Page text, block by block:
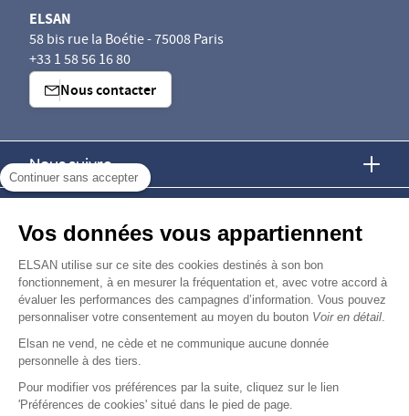
Continuer sans accepter
Vos données vous appartiennent
ELSAN utilise sur ce site des cookies destinés à son bon
fonctionnement, à en mesurer la fréquentation et, avec votre accord à
évaluer les performances des campagnes d’information. Vous pouvez
personnaliser votre consentement au moyen du bouton Voir en détail
Elsan ne vend, ne cède et ne communique aucune donnée
personnelle à des tiers.
Pour modifier vos préférences par la suite, cliquez sur le lien
'Préférences de cookies' situé dans le pied de page.
ELSAN
58 bis rue la Boétie - 75008 Paris
+33 1 58 56 16 80
Nous contacter
Nous suivre
Nous rejoindre
Devenir fournisseur
© Copyright 2026 Elsan
Mentions Légales-Données personnelles
Agence digitale : VOID